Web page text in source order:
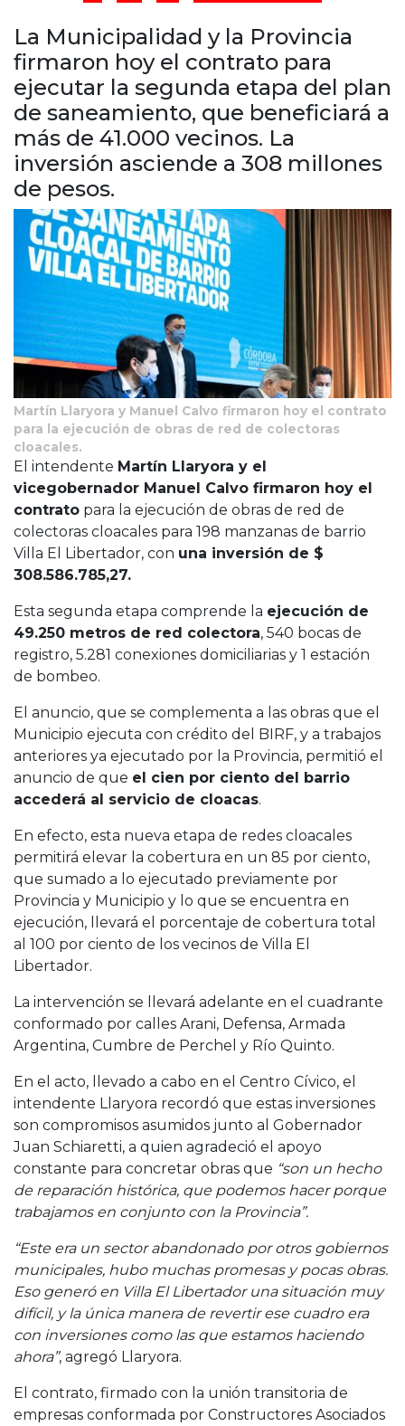
Cruz del Eje
Corredor de Ansenuza
La Carlota y zona
Laboulaye y sur
Bell Ville
Río Tercero
Despeñaderos
La Municipalidad y la Provincia
firmaron hoy el contrato para
ejecutar la segunda etapa del plan
de saneamiento, que beneficiará a
más de 41.000 vecinos. La
inversión asciende a 308 millones
de pesos.
Martín Llaryora y Manuel Calvo firmaron hoy el contrato
para la ejecución de obras de red de colectoras
cloacales.
El intendente Martín Llaryora y el
vicegobernador Manuel Calvo firmaron hoy el
contrato para la ejecución de obras de red de
colectoras cloacales para 198 manzanas de barrio
Villa El Libertador, con una inversión de $
308.586.785,27.
Esta segunda etapa comprende la ejecución de
49.250 metros de red colectora, 540 bocas de
registro, 5.281 conexiones domiciliarias y 1 estación
de bombeo.
El anuncio, que se complementa a las obras que el
Municipio ejecuta con crédito del BIRF, y a trabajos
anteriores ya ejecutado por la Provincia, permitió el
anuncio de que el cien por ciento del barrio
accederá al servicio de cloacas.
En efecto, esta nueva etapa de redes cloacales
permitirá elevar la cobertura en un 85 por ciento,
que sumado a lo ejecutado previamente por
Provincia y Municipio y lo que se encuentra en
ejecución, llevará el porcentaje de cobertura total
al 100 por ciento de los vecinos de Villa El
Libertador.
La intervención se llevará adelante en el cuadrante
conformado por calles Arani, Defensa, Armada
Argentina, Cumbre de Perchel y Río Quinto.
En el acto, llevado a cabo en el Centro Cívico, el
intendente Llaryora recordó que estas inversiones
son compromisos asumidos junto al Gobernador
Juan Schiaretti, a quien agradeció el apoyo
constante para concretar obras que “son un hecho
de reparación histórica, que podemos hacer porque
trabajamos en conjunto con la Provincia”.
“Este era un sector abandonado por otros gobiernos
municipales, hubo muchas promesas y pocas obras.
Eso generó en Villa El Libertador una situación muy
difícil, y la única manera de revertir ese cuadro era
con inversiones como las que estamos haciendo
ahora”, agregó Llaryora.
El contrato, firmado con la unión transitoria de
empresas conformada por Constructores Asociados